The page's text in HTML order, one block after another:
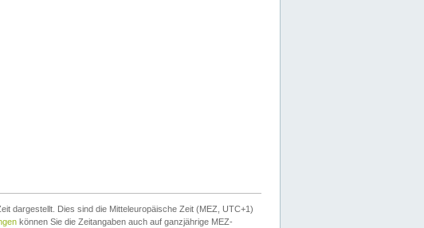
dargestellt. Dies sind die Mitteleuropäische Zeit (MEZ, UTC+1)
können Sie die Zeitangaben auch auf ganzjährige MEZ-